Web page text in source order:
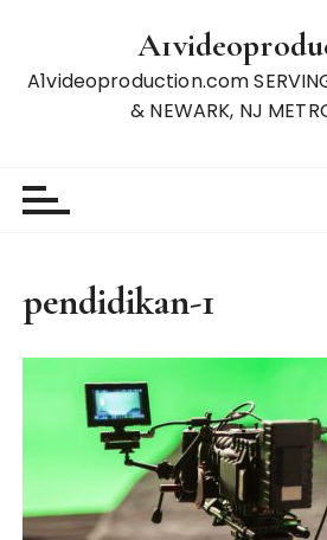
A1videoproduction.com
& NEWARK, NJ
pendidikan-1